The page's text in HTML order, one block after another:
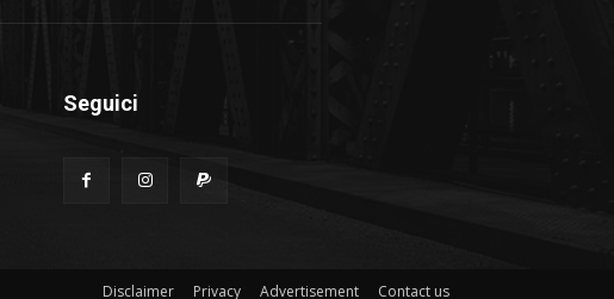
Seguici
Disclaimer Privacy Advertisement Contact us